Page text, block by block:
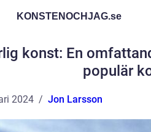
KONSTENOCHJAG.se
konst: En
populär
2024 Jon Larsson